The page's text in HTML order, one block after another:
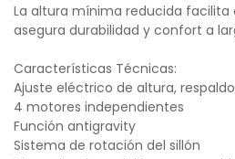
La altura mínima reducida facilita
asegura durabilidad y confort a
Características Técnicas:
Ajuste eléctrico de altura,
4 motores independientes
Función antigravity
Sistema de rotación del sillón